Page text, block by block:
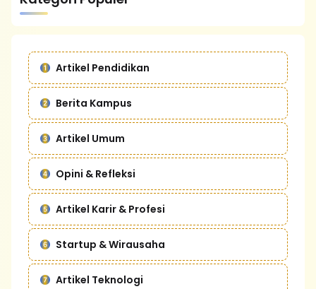
Artikel Pendidikan
Berita Kampus
Artikel Umum
Opini & Refleksi
Artikel Karir & Profesi
Startup & Wirausaha
Artikel Teknologi